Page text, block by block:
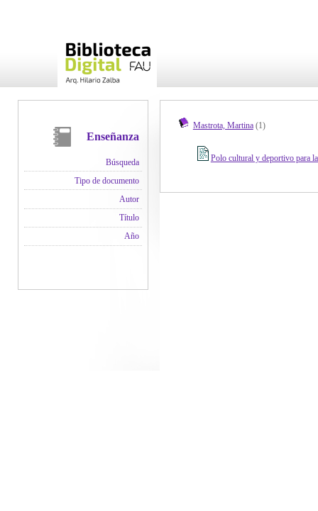
Enseñanza
Búsqueda
Tipo de documento
Autor
Título
Año
Mastrota, Martina(1)
Polo cultural y deportivo para